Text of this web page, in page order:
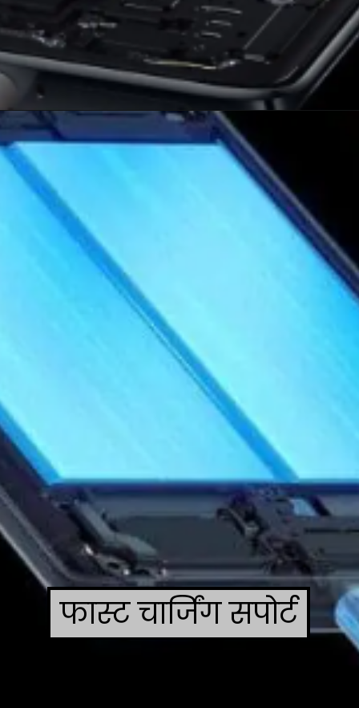
फास्ट चार्जिंग सपोर्ट